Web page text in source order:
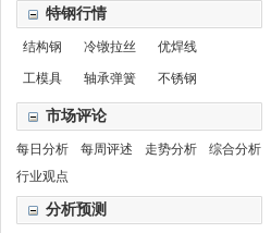
特钢行情
结构钢 冷镦拉丝 优焊线
工模具 轴承弹簧 不锈钢
市场评论
每日分析 每周评述 走势分析
综合分析
行业观点
分析预测